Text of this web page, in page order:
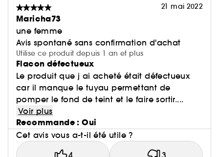
21 mai 2022
Maricha73
une femme
Avis spontané sans confirmation d'achat
Utilise ce produit depuis 1 an et plus
Flacon défectueux
Le produit que j ai acheté était défectueux
car il manque le tuyau permettant de
pomper le fond de teint et le faire sortir....
Voir plus
Recommande : Oui
Cet avis vous a-t-il été utile ?
4 3